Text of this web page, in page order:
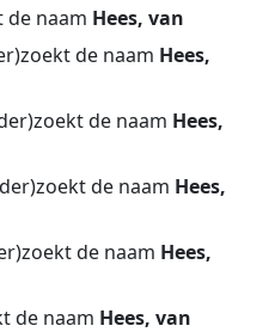
de naam Hees, van
de naam Hees,
de naam Hees,
de naam Hees,
de naam Hees,
de naam Hees, van